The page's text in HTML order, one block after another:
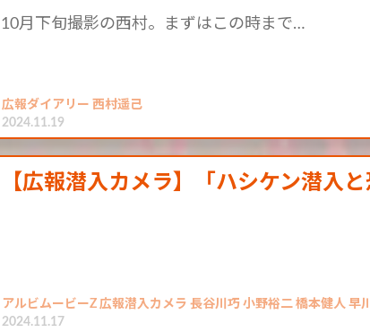
10月下旬撮影の西村。まずはこの時まで…
広報ダイアリー 西村遥己
2024.11.19
【広報潜入カメラ】「ハシケン潜入
アルビムービーZ 広報潜入カメラ 長谷川巧 小野裕二 橋本健人 早
2024.11.17